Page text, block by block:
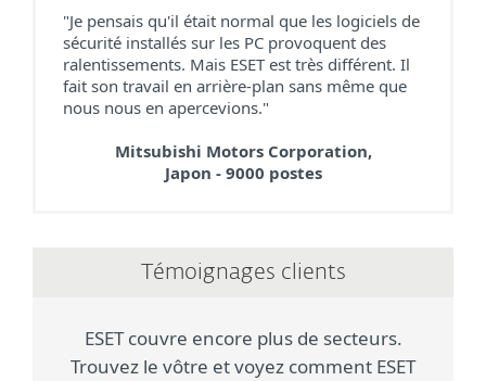
"Je pensais qu'il était normal que les logiciels de
sécurité installés sur les PC provoquent des
ralentissements. Mais ESET est très différent. Il
fait son travail en arrière-plan sans même que
nous nous en apercevions."
Mitsubishi Motors Corporation,
Japon - 9000 postes
Témoignages clients
ESET couvre encore plus de secteurs.
Trouvez le vôtre et voyez comment ESET